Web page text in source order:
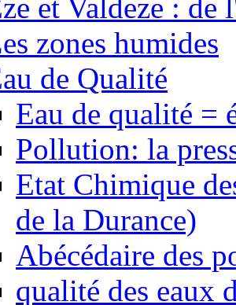
et Valdeze : de
zones humides
de Qualité
Eau de qualité =
Pollution: la
Etat Chimique
de la Durance)
Abécédaire des
qualité des eaux